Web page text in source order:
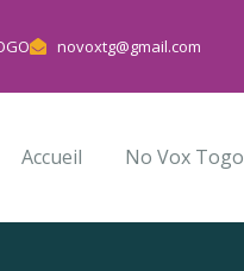
novoxtg@gmail.com
Accueil No Vox Togo